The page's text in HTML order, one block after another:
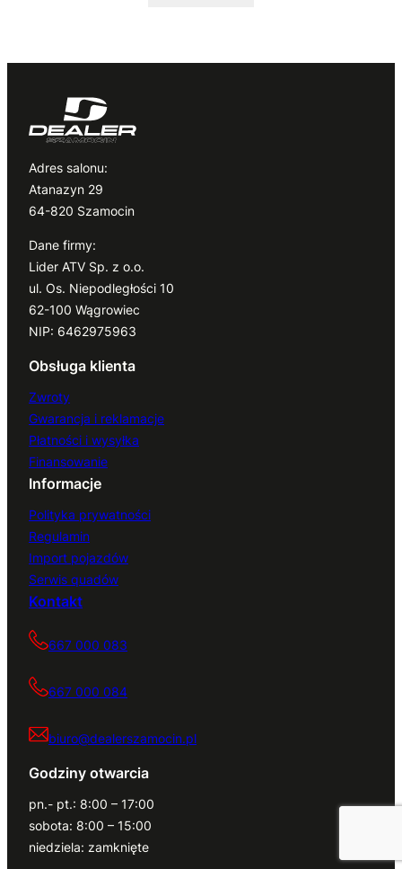
Adres salonu:
Atanazyn 29
64-820 Szamocin
Dane firmy:
Lider ATV Sp. z o.o.
ul. Os. Niepodległości 10
62-100 Wągrowiec
NIP: 6462975963
Obsługa klienta
Zwroty
Gwarancja i reklamacje
Płatności i wysyłka
Finansowanie
Informacje
Polityka prywatności
Regulamin
Import pojazdów
Serwis quadów
Kontakt
667 000 083
667 000 084
biuro@dealerszamocin.pl
Godziny otwarcia
pn.- pt.: 8:00 – 17:00
sobota: 8:00 – 15:00
niedziela: zamknięte